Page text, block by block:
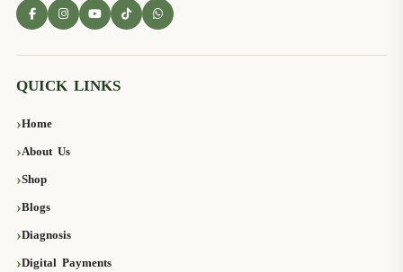
QUICK LINKS
Home
About Us
Shop
Blogs
Diagnosis
Digital Payments